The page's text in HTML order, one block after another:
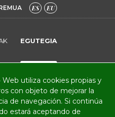
ES EU
EGUTEGIA
Web utiliza cookies propias y
con objeto de mejorar la
de navegación. Si continúa
estará aceptando de